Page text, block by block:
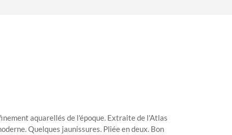
aquarellés de l'époque. Extraite de l'Atlas
Quelques jaunissures. Pliée en deux. Bon